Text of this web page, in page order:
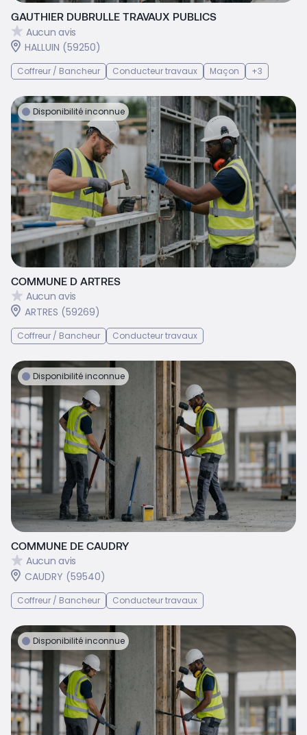
GAUTHIER DUBRULLE TRAVAUX PUBLICS
Aucun avis
HALLUIN (59250)
Coffreur / Bancheur Conducteur travaux Maçon +3
Disponibilité inconnue
COMMUNE D ARTRES
Aucun avis
ARTRES (59269)
Coffreur / Bancheur Conducteur travaux
Disponibilité inconnue
COMMUNE DE CAUDRY
Aucun avis
CAUDRY (59540)
Coffreur / Bancheur Conducteur travaux
Disponibilité inconnue